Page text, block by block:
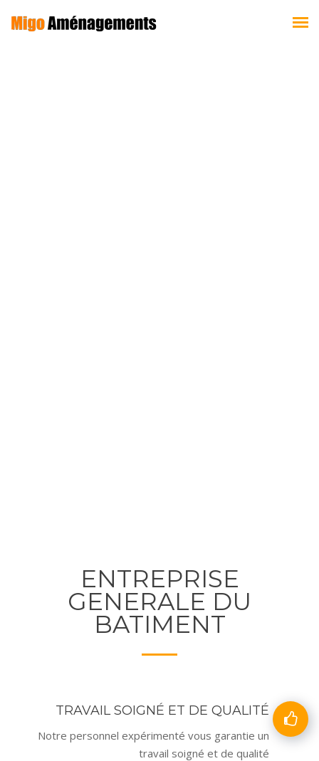
ENTREPRISE
GENERALE DU
BATIMENT
TRAVAIL SOIGNÉ ET DE QUALITÉ
Notre personnel expérimenté vous garantie un
travail soigné et de qualité